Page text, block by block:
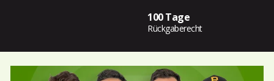
100 Tage
Rückgaberecht